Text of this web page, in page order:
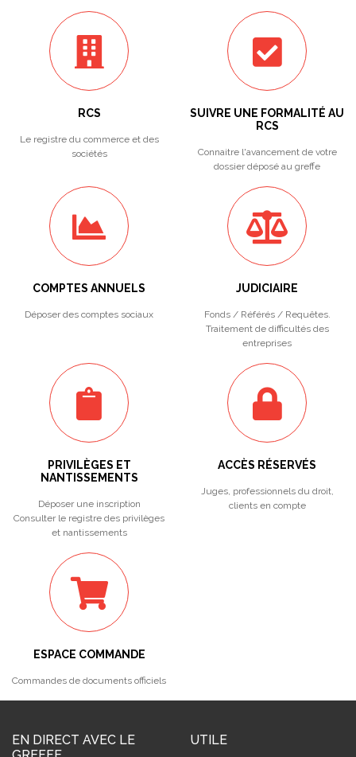
RCS
Le registre du commerce et des
sociétés
SUIVRE UNE FORMALITÉ AU
RCS
Connaitre l'avancement de votre
dossier déposé au greffe
COMPTES ANNUELS
Déposer des comptes sociaux
JUDICIAIRE
Fonds / Référés / Requêtes.
Traitement de difficultés des
entreprises
PRIVILÈGES ET
NANTISSEMENTS
Déposer une inscription
Consulter le registre des privilèges
et nantissements
ACCÈS RÉSERVÉS
Juges, professionnels du droit,
clients en compte
ESPACE COMMANDE
Commandes de documents officiels
EN DIRECT AVEC LE
UTILE